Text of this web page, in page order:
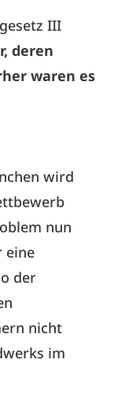
III
deren
waren es
wird
nun
eine
der
nicht
im